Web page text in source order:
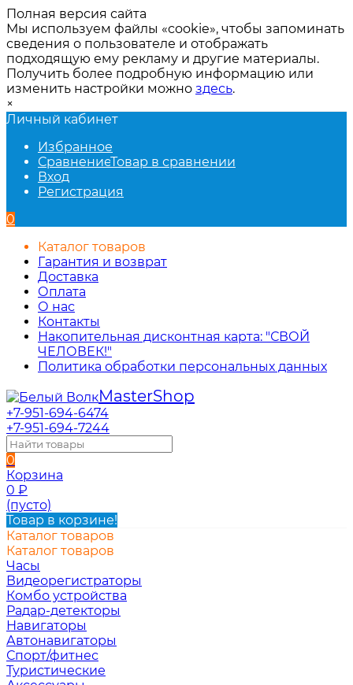
Полная версия сайта
Мы используем файлы «cookie», чтобы запоминать
сведения о пользователе и отображать
подходящую ему рекламу и другие материалы.
Получить более подробную информацию или
изменить настройки можно здесь.
×
Личный кабинет
Избранное
СравнениеТовар в сравнении
Вход
Регистрация
0
Каталог товаров
Гарантия и возврат
Доставка
Оплата
О нас
Контакты
Накопительная дисконтная карта: "СВОЙ
ЧЕЛОВЕК!"
Политика обработки персональных данных
MasterShop
+7-951-694-6474
+7-951-694-7244
0
Корзина
0 ₽
(пусто)
Товар в корзине!
Каталог товаров
Каталог товаров
Часы
Видеорегистраторы
Комбо устройства
Радар-детекторы
Навигаторы
Автонавигаторы
Спорт/фитнес
Туристические